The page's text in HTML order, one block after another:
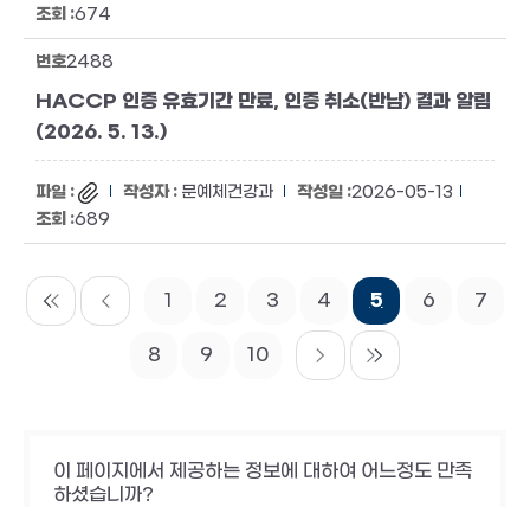
674
2488
HACCP 인증 유효기간 만료, 인증 취소(반납) 결과 알림
(2026. 5. 13.)
문예체건강과
2026-05-13
689
1 2 3 4 5 6 7
8 9 10
이 페이지에서 제공하는 정보에 대하여 어느정도 만족
하셨습니까?